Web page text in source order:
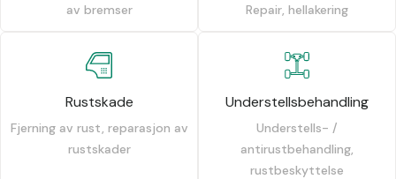
av bremser
Repair, hellakering
Rustskade
Fjerning av rust, reparasjon av
rustskader
Understellsbehandling
Understells- /
antirustbehandling,
rustbeskyttelse